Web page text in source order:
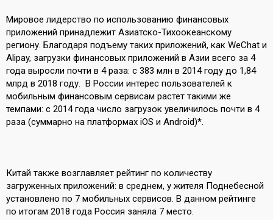
Мировое лидерство по использованию финансовых
приложений принадлежит Азиатско-Тихоокеанскому
региону. Благодаря подъему таких приложений, как WeChat и
Alipay, загрузки финансовых приложений в Азии всего за 4
года выросли почти в 4 раза: с 383 млн в 2014 году до 1,84
млрд в 2018 году. В России интерес пользователей к
мобильным финансовым сервисам растет такими же
темпами: с 2014 года число загрузок увеличилось почти в 4
раза (суммарно на платформах iOS и Android)*.
Китай также возглавляет рейтинг по количеству
загруженных приложений: в среднем, у жителя Поднебесной
установлено по 7 мобильных сервисов. В данном рейтинге
по итогам 2018 года Россия заняла 7 место.